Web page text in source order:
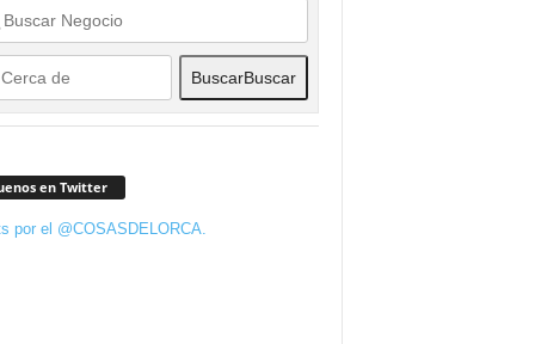
BuscarBuscar
en Twitter
por el @COSASDELORCA.